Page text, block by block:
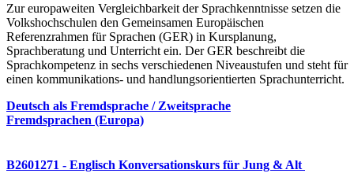
Zur europaweiten Vergleichbarkeit der Sprachkenntnisse setzen die
Volkshochschulen den Gemeinsamen Europäischen
Referenzrahmen für Sprachen (GER) in Kursplanung,
Sprachberatung und Unterricht ein. Der GER beschreibt die
Sprachkompetenz in sechs verschiedenen Niveaustufen und steht für
einen kommunikations- und handlungsorientierten Sprachunterricht.
Deutsch als Fremdsprache / Zweitsprache
Fremdsprachen (Europa)
B2601271 - Englisch Konversationskurs für Jung & Alt